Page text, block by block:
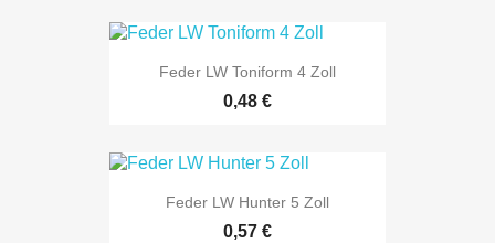
Feder LW Toniform 4 Zoll
0,48 €
Feder LW Hunter 5 Zoll
0,57 €